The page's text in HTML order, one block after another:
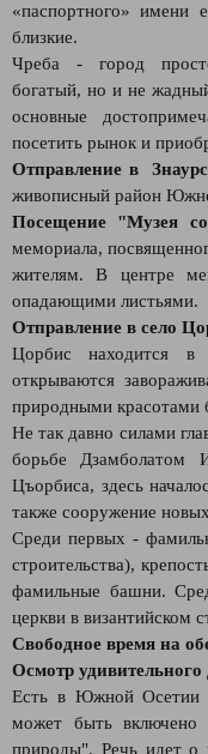
«паспортного» имени
близкие.
Чреба - город
богатый, но и не
основные
посетить рынок и
Отправление в
живописный район
Посещение "Музея
мемориала,
жителям. В центре
опадающими листьями.
Отправление в село
Цорбис находится в
открываются
природными красотами
Не так давно силами
борьбе Дзамболатом
Цъорбиса, здесь
также сооружение
Среди первых -
строительства),
фамильные башни.
церкви в византийском
Свободное время на
Осмотр удивительного
Есть в Южной Осетии
может быть
природы". Речь идет о